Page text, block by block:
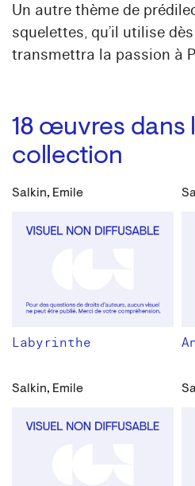
Un autre thème de
squelettes, qu’il utilise
transmettra la passion à
18 œuvres dans
collection
Salkin, Emile
Labyrinthe
Salkin, Emile